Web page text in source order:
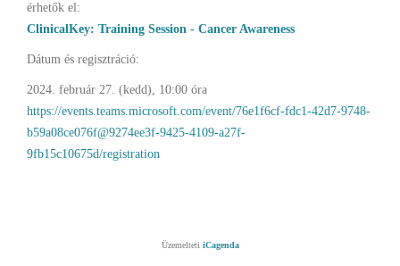
érhetők el:
ClinicalKey: Training Session - Cancer Awareness
Dátum és regisztráció:
2024. február 27. (kedd), 10:00 óra
https://events.teams.microsoft.com/event/76e1f6cf-fdc1-42d7-9748-
b59a08ce076f@9274ee3f-9425-4109-a27f-
9fb15c10675d/registration
Üzemelteti iCagenda